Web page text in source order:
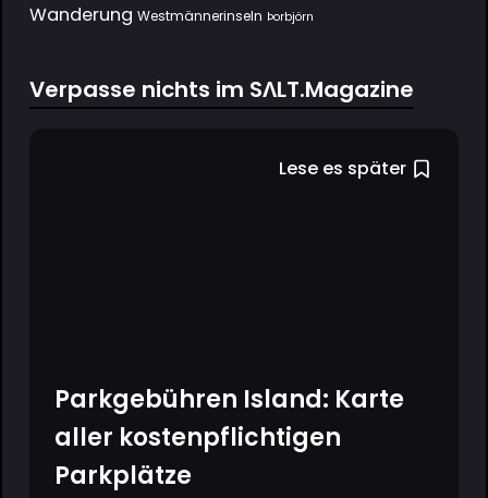
Wanderung Westmännerinseln Þorbjörn
Verpasse nichts im SΛLT.Magazine
Lese es später
Parkgebühren Island: Karte
aller kostenpflichtigen
Parkplätze